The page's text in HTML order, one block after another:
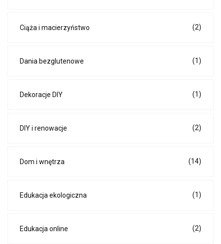
Ciąża i macierzyństwo (2)
Dania bezglutenowe (1)
Dekoracje DIY (1)
DIY i renowacje (2)
Dom i wnętrza (14)
Edukacja ekologiczna (1)
Edukacja online (2)